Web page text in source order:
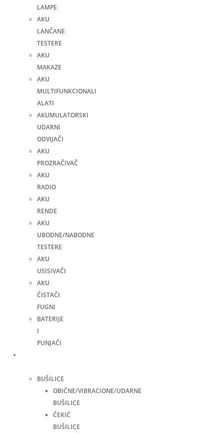
LAMPE
AKU
LANČANE
TESTERE
AKU
MAKAZE
AKU
MULTIFUNKCIONALI
ALATI
AKUMULATORSKI
UDARNI
ODVIJAČI
AKU
PROZRAČIVAČ
AKU
RADIO
AKU
RENDE
AKU
UBODNE/NABODNE
TESTERE
AKU
USISIVAČI
AKU
ČISTAČI
FUGNI
BATERIJE
I
PUNJAČI
BUŠILICE
OBIČNE/VIBRACIONE/UDARNE
BUŠILICE
ČEKIĆ
BUŠILICE